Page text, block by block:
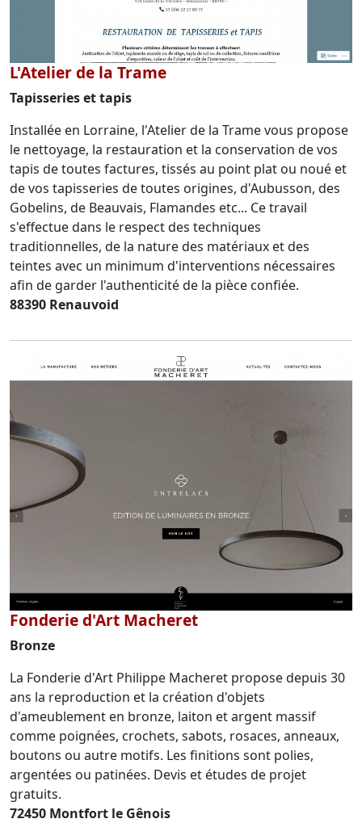
L'Atelier de la Trame
Tapisseries et tapis
Installée en Lorraine, l'Atelier de la Trame vous propose
le nettoyage, la restauration et la conservation de vos
tapis de toutes factures, tissés au point plat ou noué et
de vos tapisseries de toutes origines, d'Aubusson, des
Gobelins, de Beauvais, Flamandes etc... Ce travail
s'effectue dans le respect des techniques
traditionnelles, de la nature des matériaux et des
teintes avec un minimum d'interventions nécessaires
afin de garder l'authenticité de la pièce confiée.
88390 Renauvoid
Fonderie d'Art Macheret
Bronze
La Fonderie d'Art Philippe Macheret propose depuis 30
ans la reproduction et la création d'objets
d'ameublement en bronze, laiton et argent massif
comme poignées, crochets, sabots, rosaces, anneaux,
boutons ou autre motifs. Les finitions sont polies,
argentées ou patinées. Devis et études de projet
gratuits.
72450 Montfort le Gênois